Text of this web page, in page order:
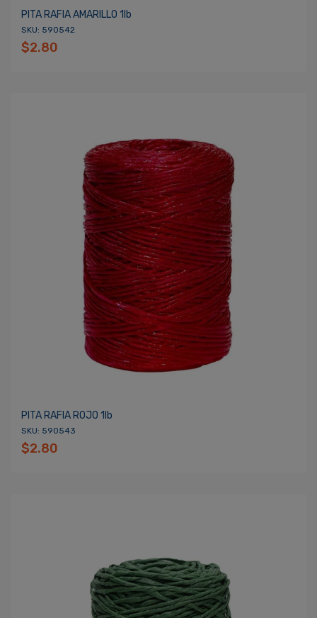
PITA RAFIA AMARILLO 1lb
SKU: 590542
$2.80
PITA RAFIA ROJO 1lb
SKU: 590543
$2.80